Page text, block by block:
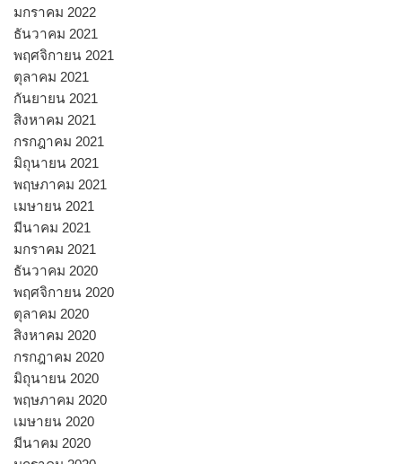
มกราคม 2022
ธันวาคม 2021
พฤศจิกายน 2021
ตุลาคม 2021
กันยายน 2021
สิงหาคม 2021
กรกฎาคม 2021
มิถุนายน 2021
พฤษภาคม 2021
เมษายน 2021
มีนาคม 2021
มกราคม 2021
ธันวาคม 2020
พฤศจิกายน 2020
ตุลาคม 2020
สิงหาคม 2020
กรกฎาคม 2020
มิถุนายน 2020
พฤษภาคม 2020
เมษายน 2020
มีนาคม 2020